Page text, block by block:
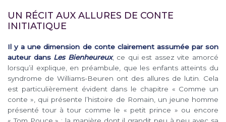
UN RÉCIT AUX ALLURES DE CONTE
INITIATIQUE
Il y a une dimension de conte clairement assumée par son
auteur dans Les Bienheureux, ce qui est assez vite amorcé
lorsqu’il explique, en préambule, que les enfants atteints du
syndrome de Williams-Beuren ont des allures de lutin. Cela
est particulièrement évident dans le chapitre « Comme un
conte », qui présente l’histoire de Romain, un jeune homme
présenté tour à tour comme le « petit prince » ou encore